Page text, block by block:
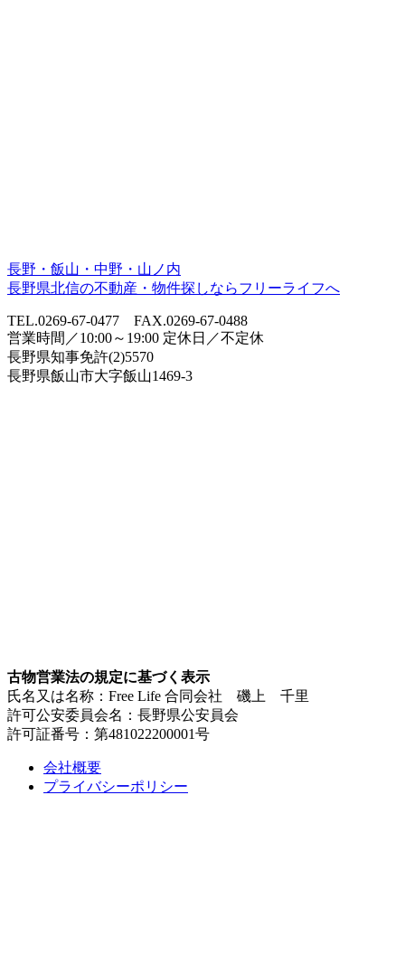
長野・飯山・中野・山ノ内
長野県北信の不動産・物件探しならフリーライフへ
TEL.0269-67-0477 FAX.0269-67-0488
営業時間／10:00～19:00 定休日／不定休
長野県知事免許(2)5570
長野県飯山市大字飯山1469-3
古物営業法の規定に基づく表示
氏名又は名称：Free Life 合同会社 磯上 千里
許可公安委員会名：長野県公安員会
許可証番号：第481022200001号
会社概要
プライバシーポリシー